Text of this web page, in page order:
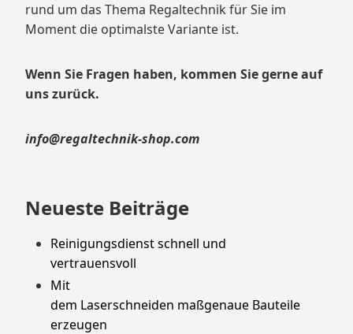
rund um das Thema Regaltechnik für Sie im
Moment die optimalste Variante ist.
Wenn Sie Fragen haben, kommen Sie gerne auf
uns zurück.
info@regaltechnik-shop.com
Neueste Beiträge
Reinigungsdienst schnell und
vertrauensvoll
Mit
dem Laserschneiden maßgenaue Bauteile
erzeugen